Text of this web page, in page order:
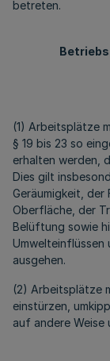
betreten.
(1) Arbeitsplätze
§ 19 bis 23 so
erhalten werden,
Dies gilt
Geräumigkeit,
Oberfläche, der
Belüftung sowie
Umwelteinflüssen
ausgehen.
(2) Arbeitsplätze
einstürzen,
auf andere Weise